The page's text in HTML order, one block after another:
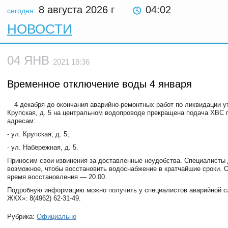
сегодня: 8 августа 2026 г 04:02
НОВОСТИ
04 ЯНВ 2021 18:36
Временное отключение воды 4 января
4 декабря до окончания аварийно-ремонтных работ по ликвидации
Крупская, д. 5 на центральном водопроводе прекращена подача
адресам:
- ул. Крупская, д. 5;
- ул. Набережная, д. 5.
Приносим свои извинения за доставленные неудобства.
возможное, чтобы восстановить водоснабжение в кратчайшие сроки.
время восстановления — 20.00.
Подробную информацию можно получить у специалистов
ЖКХ»: 8(4962) 62-31-49.
Рубрика: Официально